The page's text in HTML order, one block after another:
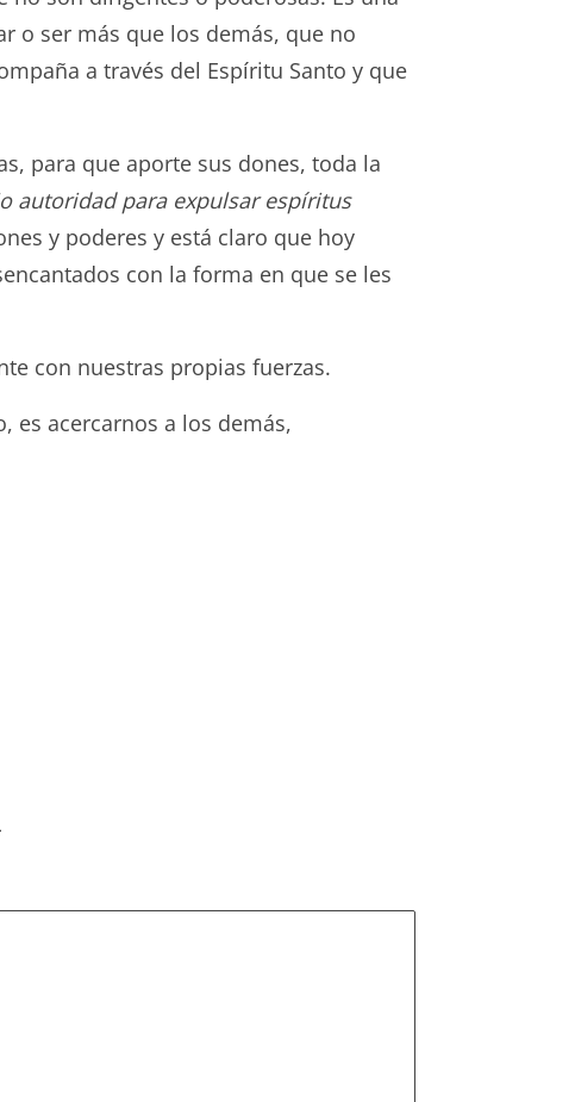
o ser más que los demás, que no
a través del Espíritu Santo y que
para que aporte sus dones, toda la
autoridad para expulsar espíritus
y poderes y está claro que hoy
con la forma en que se les
con nuestras propias fuerzas.
es acercarnos a los demás,